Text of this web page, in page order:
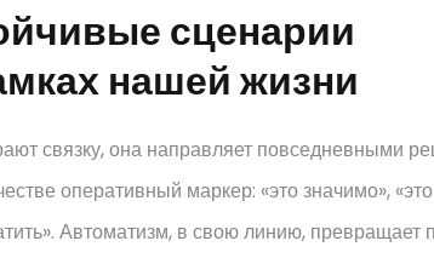
сценарии
нашей жизни
связку, она направляет повседневными
оперативный маркер: «это значимо»,
Автоматизм, в свою линию,